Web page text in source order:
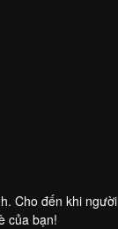
Cho đến khi người
của bạn!